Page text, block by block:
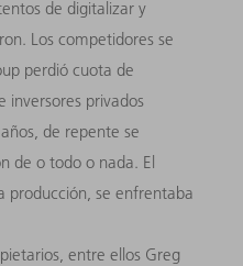
de digitalizar y
Los competidores se
perdió cuota de
inversores privados
de repente se
de o todo o nada. El
producción, se enfrentaba
entre ellos Greg